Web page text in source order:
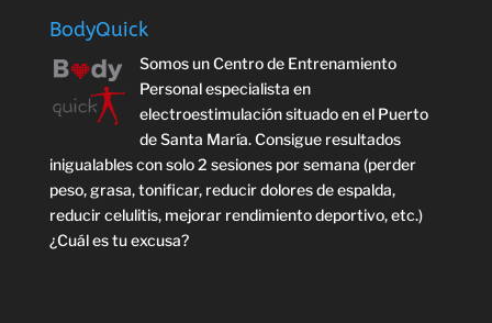
BodyQuick
Somos un Centro de Entrenamiento
Personal especialista en
electroestimulación situado en el Puerto
de Santa María. Consigue resultados
inigualables con solo 2 sesiones por semana (perder
peso, grasa, tonificar, reducir dolores de espalda,
reducir celulitis, mejorar rendimiento deportivo, etc.)
¿Cuál es tu excusa?